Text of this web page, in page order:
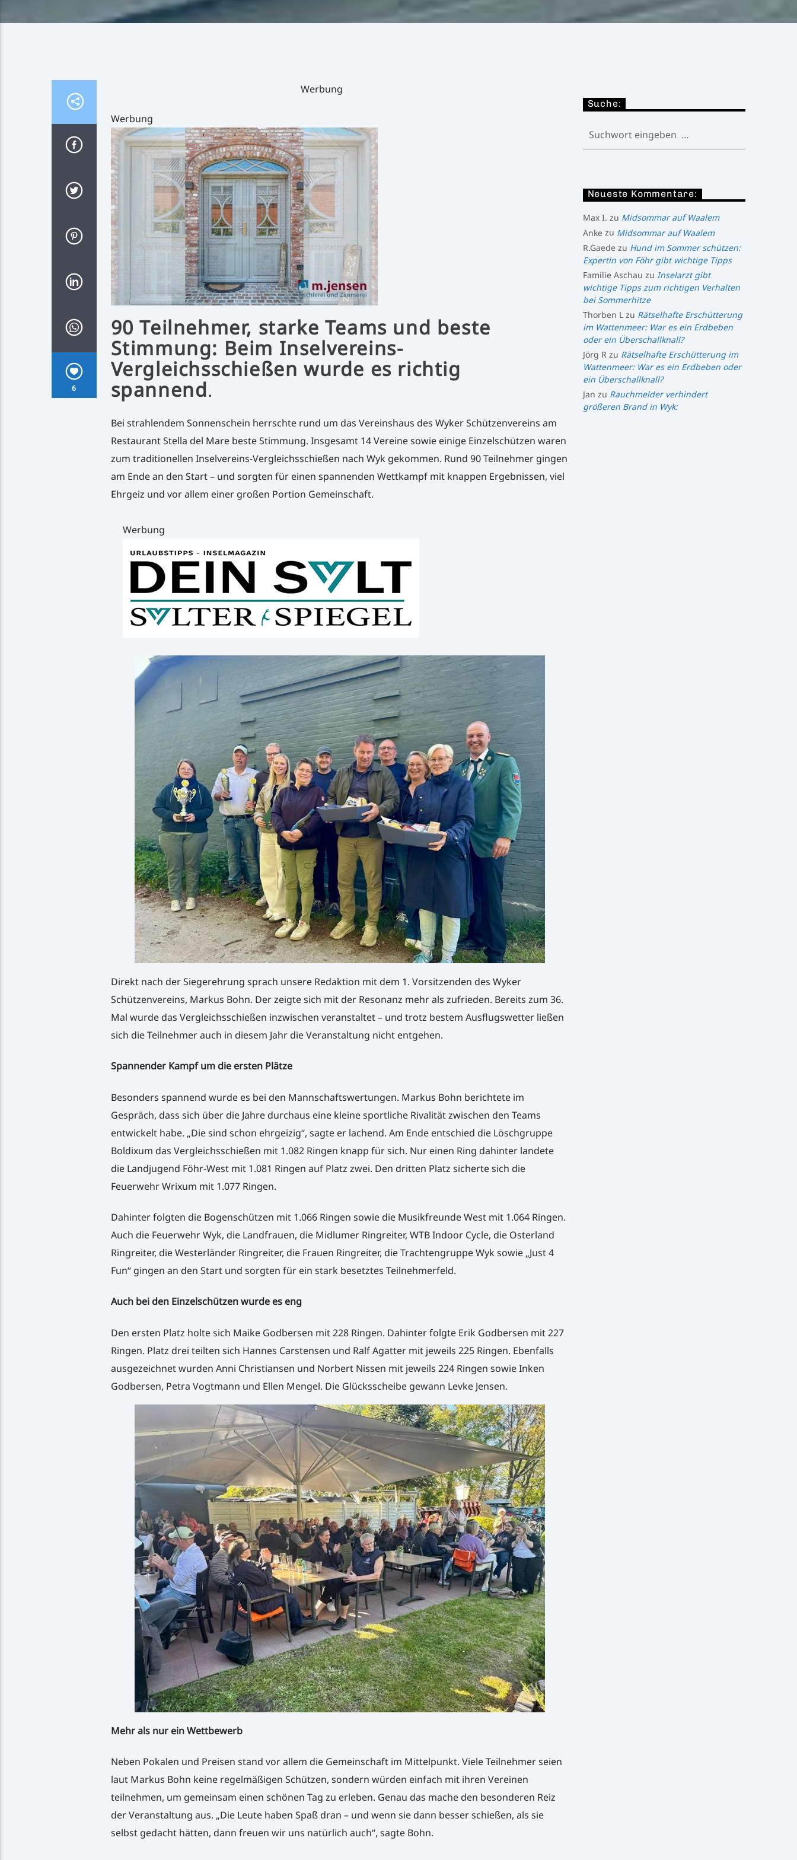
6
Werbung
Werbung
90 Teilnehmer, starke Teams und beste
Stimmung: Beim Inselvereins-
Vergleichsschießen wurde es richtig
spannend.
Bei strahlendem Sonnenschein herrschte rund um das Vereinshaus des Wyker Schützenvereins am
Restaurant Stella del Mare beste Stimmung. Insgesamt 14 Vereine sowie einige Einzelschützen waren
zum traditionellen Inselvereins-Vergleichsschießen nach Wyk gekommen. Rund 90 Teilnehmer gingen
am Ende an den Start – und sorgten für einen spannenden Wettkampf mit knappen Ergebnissen, viel
Ehrgeiz und vor allem einer großen Portion Gemeinschaft.
Werbung
Direkt nach der Siegerehrung sprach unsere Redaktion mit dem 1. Vorsitzenden des Wyker
Schützenvereins, Markus Bohn. Der zeigte sich mit der Resonanz mehr als zufrieden. Bereits zum 36.
Mal wurde das Vergleichsschießen inzwischen veranstaltet – und trotz bestem Ausflugswetter ließen
sich die Teilnehmer auch in diesem Jahr die Veranstaltung nicht entgehen.
Spannender Kampf um die ersten Plätze
Besonders spannend wurde es bei den Mannschaftswertungen. Markus Bohn berichtete im
Gespräch, dass sich über die Jahre durchaus eine kleine sportliche Rivalität zwischen den Teams
entwickelt habe. „Die sind schon ehrgeizig“, sagte er lachend. Am Ende entschied die Löschgruppe
Boldixum das Vergleichsschießen mit 1.082 Ringen knapp für sich. Nur einen Ring dahinter landete
die Landjugend Föhr-West mit 1.081 Ringen auf Platz zwei. Den dritten Platz sicherte sich die
Feuerwehr Wrixum mit 1.077 Ringen.
Dahinter folgten die Bogenschützen mit 1.066 Ringen sowie die Musikfreunde West mit 1.064 Ringen.
Auch die Feuerwehr Wyk, die Landfrauen, die Midlumer Ringreiter, WTB Indoor Cycle, die Osterland
Ringreiter, die Westerländer Ringreiter, die Frauen Ringreiter, die Trachtengruppe Wyk sowie „Just 4
Fun“ gingen an den Start und sorgten für ein stark besetztes Teilnehmerfeld.
Auch bei den Einzelschützen wurde es eng
Den ersten Platz holte sich Maike Godbersen mit 228 Ringen. Dahinter folgte Erik Godbersen mit 227
Ringen. Platz drei teilten sich Hannes Carstensen und Ralf Agatter mit jeweils 225 Ringen. Ebenfalls
ausgezeichnet wurden Anni Christiansen und Norbert Nissen mit jeweils 224 Ringen sowie Inken
Godbersen, Petra Vogtmann und Ellen Mengel. Die Glücksscheibe gewann Levke Jensen.
Mehr als nur ein Wettbewerb
Neben Pokalen und Preisen stand vor allem die Gemeinschaft im Mittelpunkt. Viele Teilnehmer seien
laut Markus Bohn keine regelmäßigen Schützen, sondern würden einfach mit ihren Vereinen
teilnehmen, um gemeinsam einen schönen Tag zu erleben. Genau das mache den besonderen Reiz
der Veranstaltung aus. „Die Leute haben Spaß dran – und wenn sie dann besser schießen, als sie
selbst gedacht hätten, dann freuen wir uns natürlich auch“, sagte Bohn.
Suche:
Neueste Kommentare:
Max I. zu Midsommar auf Waalem
Ankezu Midsommar auf Waalem
R.Gaedezu Hund im Sommer schützen:
Expertin von Föhr gibt wichtige Tipps
Familie Aschau zu Inselarzt gibt
wichtige Tipps zum richtigen Verhalten
bei Sommerhitze
Thorben Lzu Rätselhafte Erschütterung
im Wattenmeer: War es ein Erdbeben
oder ein Überschallknall?
Jörg Rzu Rätselhafte Erschütterung im
Wattenmeer: War es ein Erdbeben oder
ein Überschallknall?
Jan zu Rauchmelder verhindert
größeren Brand in Wyk: